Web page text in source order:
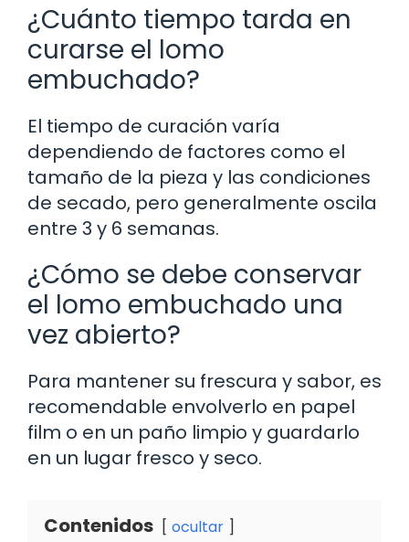
¿Cuánto tiempo tarda en
curarse el lomo
embuchado?
El tiempo de curación varía
dependiendo de factores como el
tamaño de la pieza y las condiciones
de secado, pero generalmente oscila
entre 3 y 6 semanas.
¿Cómo se debe conservar
el lomo embuchado una
vez abierto?
Para mantener su frescura y sabor, es
recomendable envolverlo en papel
film o en un paño limpio y guardarlo
en un lugar fresco y seco.
Contenidos ocultar